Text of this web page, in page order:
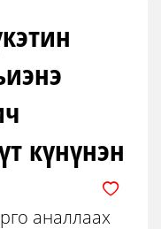
күнүнэн
аналлаах